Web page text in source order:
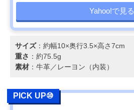
Yahoo!で見る
サイズ：約幅10×奥行3.5×高さ7cm
重さ ：約75.5g
素材 ：牛革／レーヨン（内装）
PICK UP⑩